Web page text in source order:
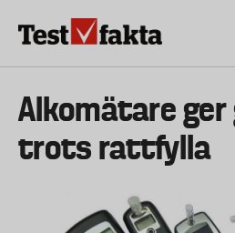
Huvudmeny
ny
Alkomätare
trots rattfylla